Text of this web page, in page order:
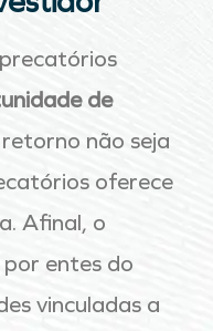
de
não seja
oferece
Afinal, o
entes do
vinculadas a